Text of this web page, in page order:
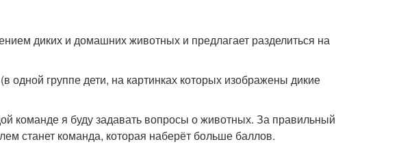
диких и домашних животных и предлагает разделиться на
одной группе дети, на картинках которых изображены дикие
команде я буду задавать вопросы о животных. За правильный
станет команда, которая наберёт больше баллов.